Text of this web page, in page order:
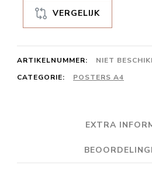
aantal
VERGELIJK
ARTIKELNUMMER:
NIET
CATEGORIE:
POSTERS A4
EXTRA